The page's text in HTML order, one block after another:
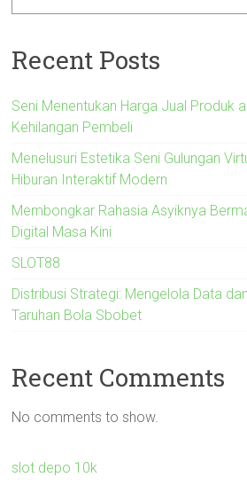
Recent Posts
Seni Menentukan Harga Jual Produk
Kehilangan Pembeli
Menelusuri Estetika Seni Gulungan
Hiburan Interaktif Modern
Membongkar Rahasia Asyiknya
Digital Masa Kini
SLOT88
Distribusi Strategi: Mengelola Data
Taruhan Bola Sbobet
Recent Comments
No comments to show.
slot depo 10k